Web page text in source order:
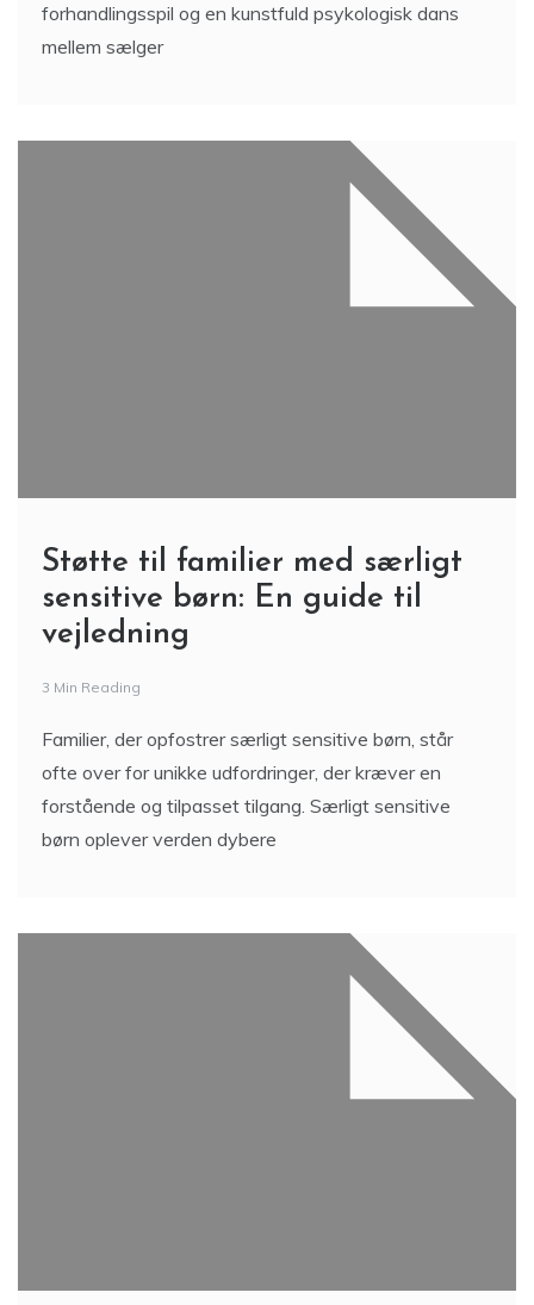
forhandlingsspil og en kunstfuld psykologisk dans
mellem sælger
Støtte til familier med særligt
sensitive børn: En guide til
vejledning
3 Min Reading
Familier, der opfostrer særligt sensitive børn, står
ofte over for unikke udfordringer, der kræver en
forstående og tilpasset tilgang. Særligt sensitive
børn oplever verden dybere